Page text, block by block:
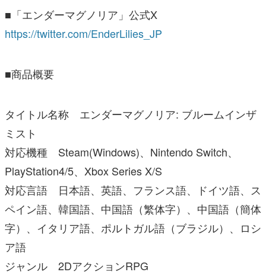
■「エンダーマグノリア」公式X
https://twitter.com/EnderLilies_JP
■商品概要
タイトル名称 エンダーマグノリア: ブルームインザ
ミスト
対応機種 Steam(Windows)、Nintendo Switch、
PlayStation4/5、Xbox Series X/S
対応言語 日本語、英語、フランス語、ドイツ語、ス
ペイン語、韓国語、中国語（繁体字）、中国語（簡体
字）、イタリア語、ポルトガル語（ブラジル）、ロシ
ア語
ジャンル 2DアクションRPG